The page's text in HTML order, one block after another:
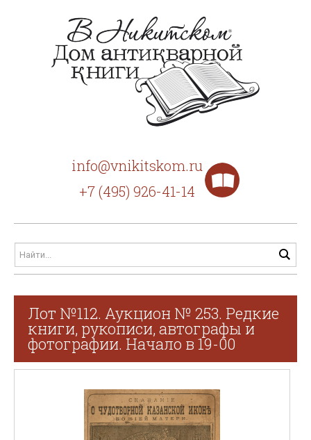
info@vnikitskom.ru
+7 (495) 926-41-14
Лот №112. Аукцион № 253. Редкие
книги, рукописи, автографы и
фотографии. Начало в 19-00